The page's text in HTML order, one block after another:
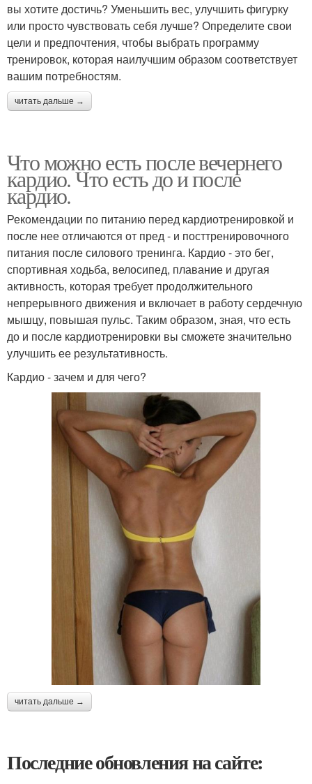
вы хотите достичь? Уменьшить вес, улучшить фигурку
или просто чувствовать себя лучше? Определите свои
цели и предпочтения, чтобы выбрать программу
тренировок, которая наилучшим образом соответствует
вашим потребностям.
читать дальше →
Что можно есть после вечернего
кардио. Что есть до и после
кардио.
Рекомендации по питанию перед кардиотренировкой и
после нее отличаются от пред - и посттренировочного
питания после силового тренинга. Кардио - это бег,
спортивная ходьба, велосипед, плавание и другая
активность, которая требует продолжительного
непрерывного движения и включает в работу сердечную
мышцу, повышая пульс. Таким образом, зная, что есть
до и после кардиотренировки вы сможете значительно
улучшить ее результативность.
Кардио - зачем и для чего?
читать дальше →
Последние обновления на сайте: